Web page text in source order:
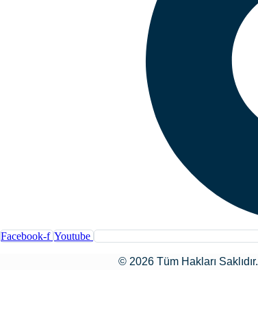
Facebook-f Youtube
© 2026 Tüm Hakları Saklıdır.